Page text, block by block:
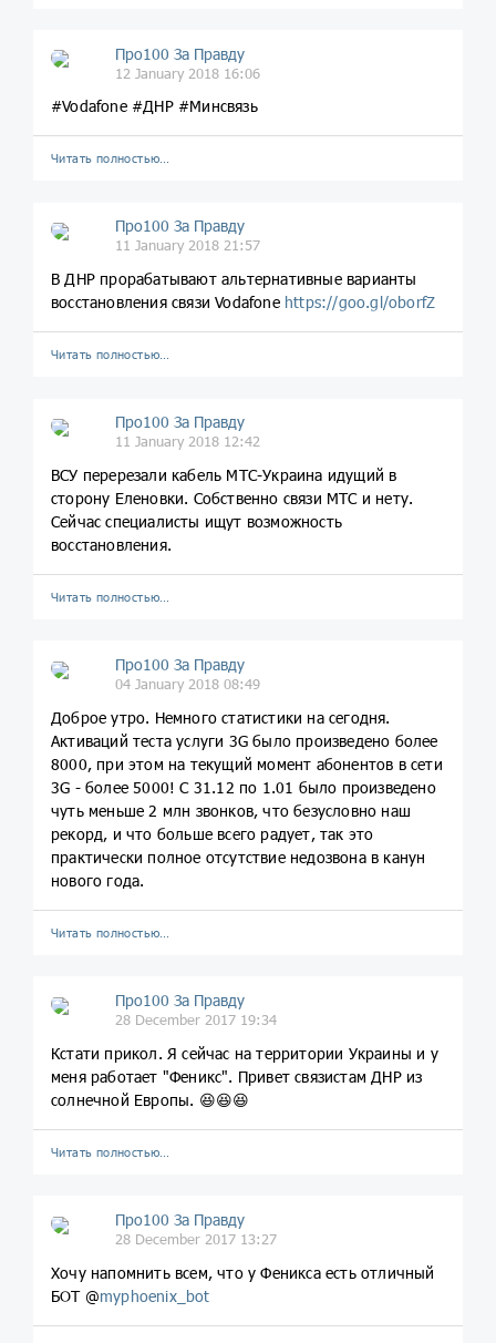
Про100 За Правду
12 January 2018 16:06
#Vodafone #ДНР #Минсвязь
Читать полностью…
Про100 За Правду
11 January 2018 21:57
В ДНР прорабатывают альтернативные варианты
восстановления связи Vodafone https://goo.gl/oborfZ
Читать полностью…
Про100 За Правду
11 January 2018 12:42
ВСУ перерезали кабель МТС-Украина идущий в
сторону Еленовки. Собственно связи МТС и нету.
Сейчас специалисты ищут возможность
восстановления.
Читать полностью…
Про100 За Правду
04 January 2018 08:49
Доброе утро. Немного статистики на сегодня.
Активаций теста услуги 3G было произведено более
8000, при этом на текущий момент абонентов в сети
3G - более 5000! С 31.12 по 1.01 было произведено
чуть меньше 2 млн звонков, что безусловно наш
рекорд, и что больше всего радует, так это
практически полное отсутствие недозвона в канун
нового года.
Читать полностью…
Про100 За Правду
28 December 2017 19:34
Кстати прикол. Я сейчас на территории Украины и у
меня работает "Феникс". Привет связистам ДНР из
солнечной Европы. 😆😆😆
Читать полностью…
Про100 За Правду
28 December 2017 13:27
Хочу напомнить всем, что у Феникса есть отличный
БОТ @myphoenix_bot